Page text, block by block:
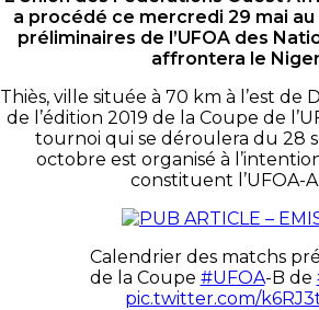
a procédé ce mercredi 29 mai
préliminaires de l’UFOA des
affrontera le
Thiès, ville située à 70 km à l’est de
de l’édition 2019 de la Coupe de
tournoi qui se déroulera du 28
octobre est organisé à
constituent l’UFOA-
Calendrier des matchs
de la Coupe #UFOA-B de
pic.twitter.com/